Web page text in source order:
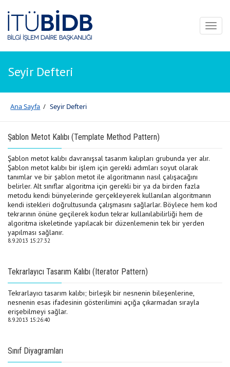
Seyir Defteri
Ana Sayfa / Seyir Defteri
Şablon Metot Kalıbı (Template Method Pattern)
Şablon metot kalıbı davranışsal tasarım kalıpları grubunda yer alır.
Şablon metot kalıbı bir işlem için gerekli adımları soyut olarak
tanımlar ve bir şablon metot ile algoritmanın nasıl çalışacağını
belirler. Alt sınıflar algoritma için gerekli bir ya da birden fazla
metodu kendi bünyelerinde gerçekleyerek kullanılan algoritmanın
kendi istekleri doğrultusunda çalışmasını sağlarlar. Böylece hem kod
tekrarının önüne geçilerek kodun tekrar kullanılabilirliği hem de
algoritma iskeletinde yapılacak bir düzenlemenin tek bir yerden
yapılması sağlanır.
8.9.2013 15:27:32
Tekrarlayıcı Tasarım Kalıbı (Iterator Pattern)
Tekrarlayıcı tasarım kalıbı; birleşik bir nesnenin bileşenlerine,
nesnenin esas ifadesinin gösterilimini açığa çıkarmadan sırayla
erişebilmeyi sağlar.
8.9.2013 15:26:40
Sınıf Diyagramları